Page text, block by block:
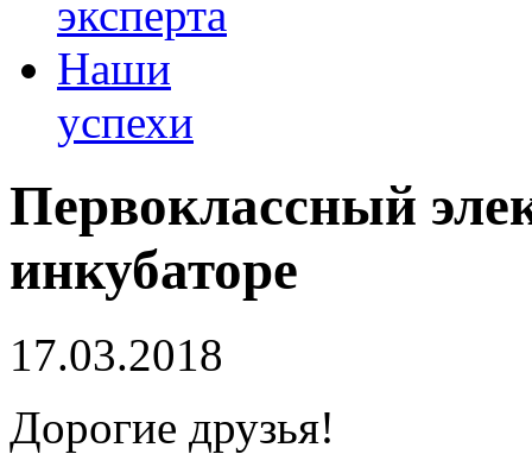
эксперта
Наши
успехи
Первоклассный
инкубаторе
17.03.2018
Дорогие друзья!